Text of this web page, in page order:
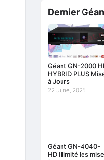
Dernier
Géant GN-2000
HYBRID PLUS
à Jours
22 June, 2026
Géant GN-4040-
HD Illimité les